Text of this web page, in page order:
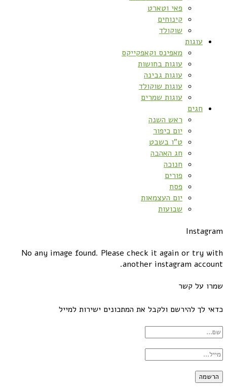
פאי וטארט
קינוחים
שוקולד
עוגות
מאפינס וקאפקייקס
עוגות בחושות
עוגות גבינה
עוגות שוקולד
עוגות שמרים
חגים
ראש השנה
יום כיפור
ט”ו בשבט
חג האהבה
חנוכה
פורים
פסח
יום העצמאות
שבועות
Instagram
No any image found. Please check it again or try with
another instagram account.
שמרו על קשר
כדאי לך להירשם ולקבל את המתכונים ישירות למייל